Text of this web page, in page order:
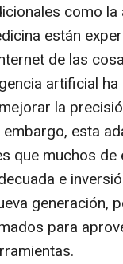
como
están
de las
artificial
la
esta
que muchos
e
generación,
para